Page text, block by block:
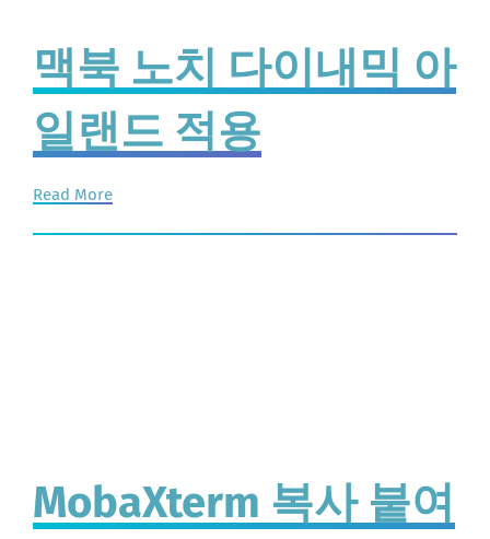
맥북 노치 다이내믹 아
일랜드 적용
Read More
MobaXterm 복사 붙여